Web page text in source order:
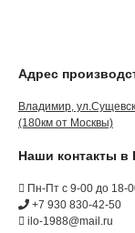
Адрес
Владимир,
(180км от Москвы)
Наши контакты в
Пн-Пт с 9-00 до 18-
+7 930 830-42-50
ilo-1988@mail.ru